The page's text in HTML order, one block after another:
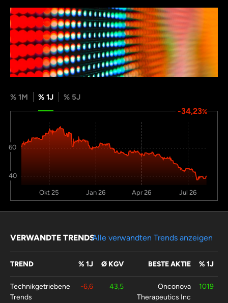
% 1M % 1J % 5J
-34,23%
40
60
Okt 25 Jan 26 Apr 26 Jul 26
VERWANDTE TRENDS
TREND % 1J Ø KGV BESTE AKTIE % 1J
Technikgetriebene
Trends
-6,6 43,5
Onconova
Therapeutics Inc
1019
Alle verwandten Trends anzeigen